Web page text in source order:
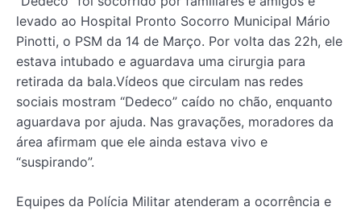
levado ao Hospital Pronto Socorro Municipal Mário
Pinotti, o PSM da 14 de Março. Por volta das 22h, ele
estava intubado e aguardava uma cirurgia para
retirada da bala.​Vídeos que circulam nas redes
sociais mostram “Dedeco” caído no chão, enquanto
aguardava por ajuda. Nas gravações, moradores da
área afirmam que ele ainda estava vivo e
“suspirando”.
Equipes da Polícia Militar atenderam a ocorrência e